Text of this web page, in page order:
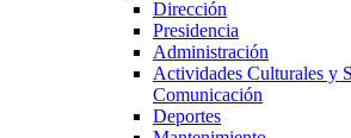
Dirección
Presidencia
Administración
Actividades Culturales y
Comunicación
Deportes